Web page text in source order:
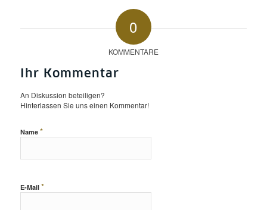
0
KOMMENTARE
Ihr Kommentar
An Diskussion beteiligen?
Hinterlassen Sie uns einen Kommentar!
Name *
E-Mail *